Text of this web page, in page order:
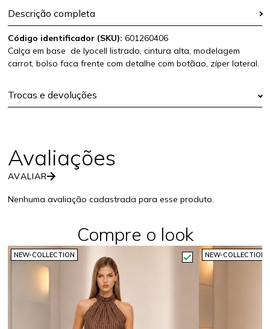
Descrição completa
Código identificador (SKU): 601260406
Calça em base de lyocell listrado, cintura alta, modelagem
carrot, bolso faca frente com detalhe com botãao, zíper lateral.
Trocas e devoluções
AVALIAR
Nenhuma avaliação cadastrada para esse produto.
Compre o look
NEW-COLLECTION NEW-COLLECTION